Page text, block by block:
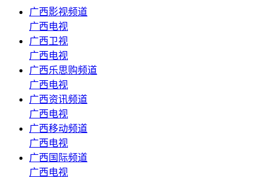
广西影视频道
广西电视
广西卫视
广西电视
广西乐思购频道
广西电视
广西资讯频道
广西电视
广西移动频道
广西电视
广西国际频道
广西电视